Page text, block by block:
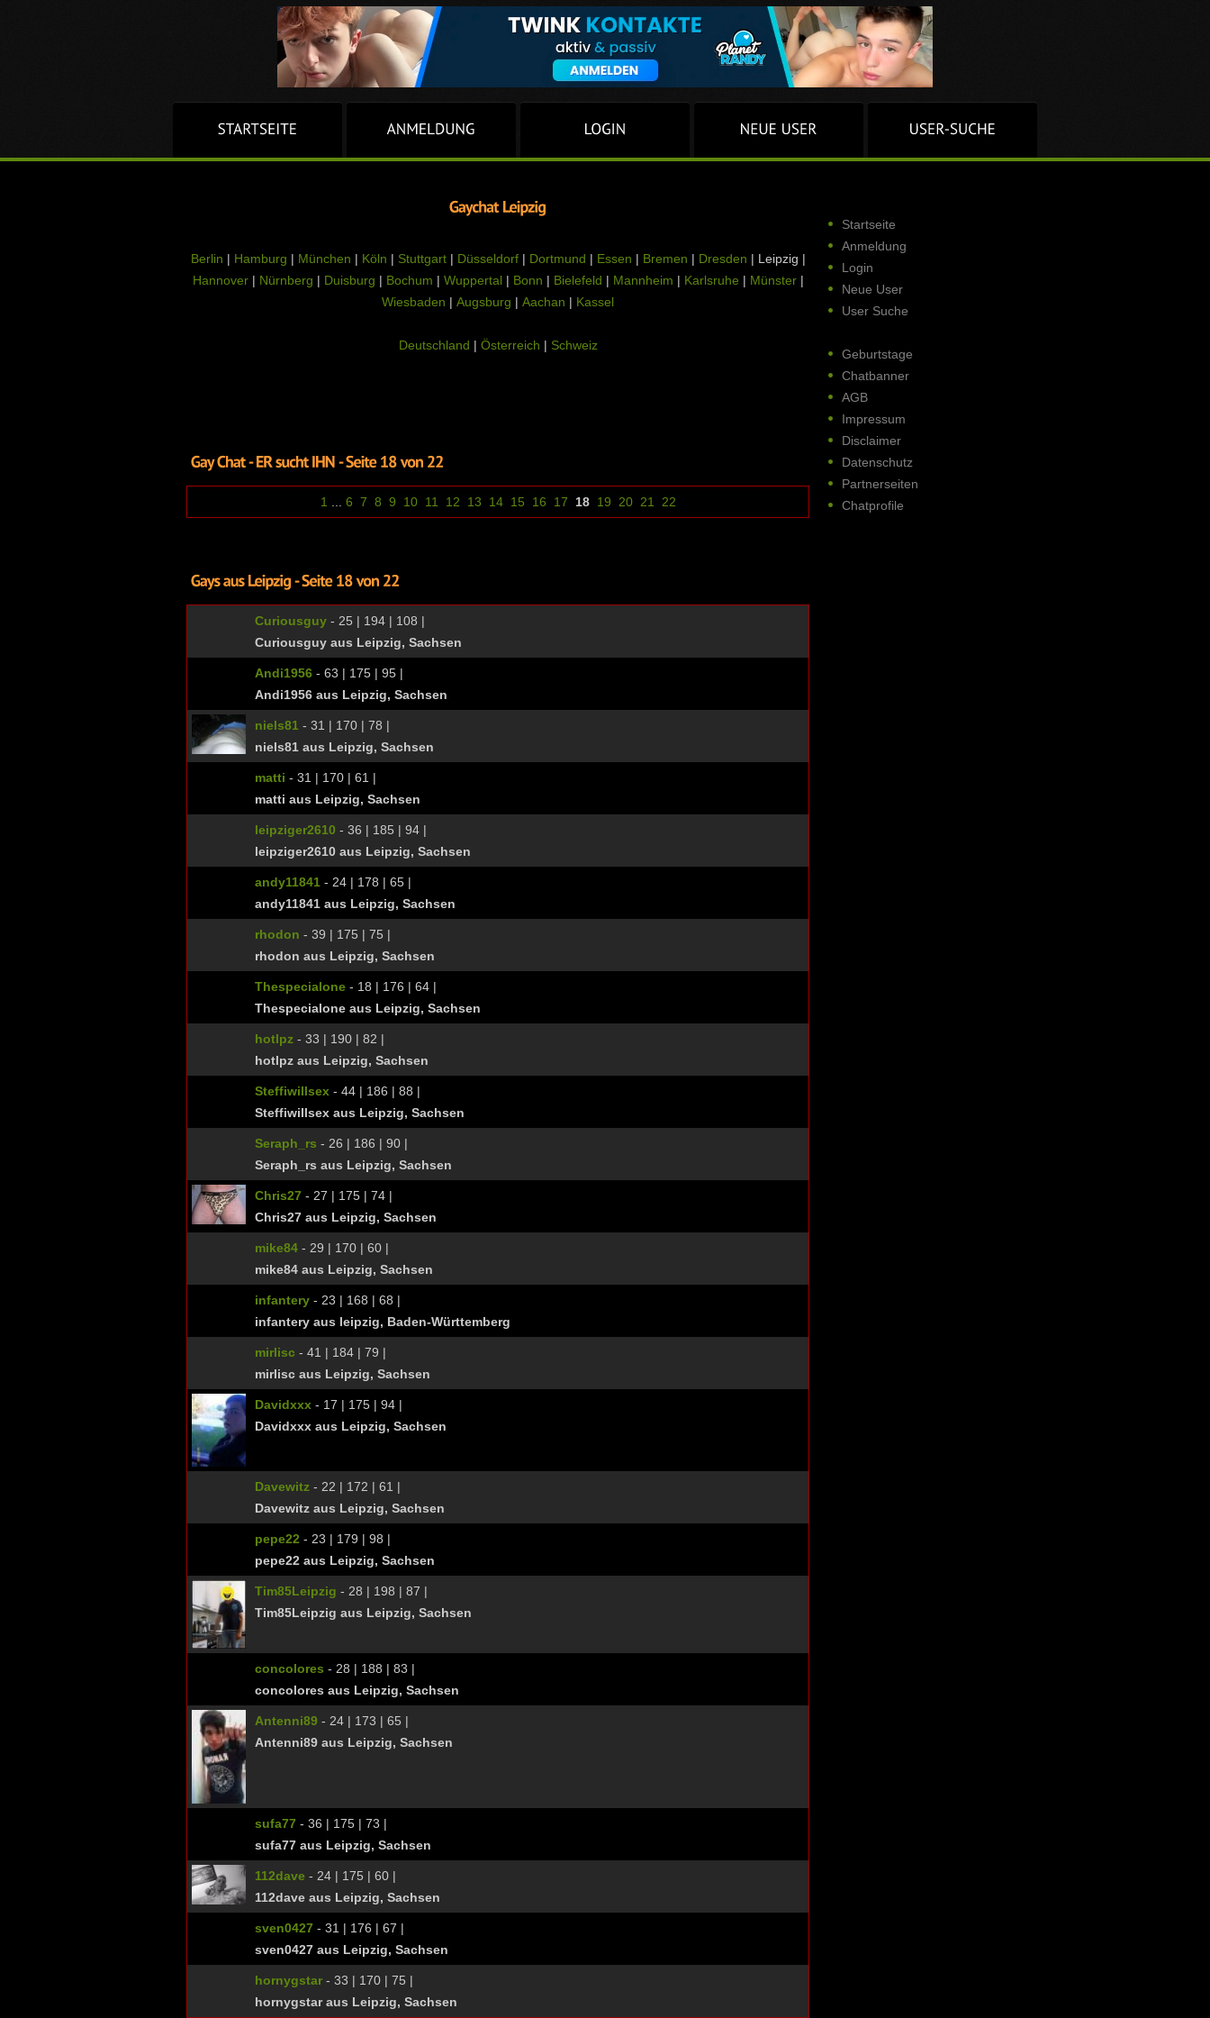
Berlin | Hamburg | München | Köln | Stuttgart| Düsseldorf| Dortmund | Essen | Bremen | Dresden | Leipzig |
Hannover| Nürnberg | Duisburg | Bochum | Wuppertal | Bonn | Bielefeld | Mannheim | Karlsruhe | Münster|
Wiesbaden |Augsburg |Aachan | Kassel
Deutschland | Österreich | Schweiz
1 6 7 8 9 10 11 12 13 14 15 16 17 18 19 20 21 22
Curiousguy - 25 | 194 | 108 |
Curiousguy aus Leipzig, Sachsen
Andi1956 - 63 | 175 | 95 |
Andi1956 aus Leipzig, Sachsen
niels81 - 31 | 170 | 78 |
niels81 aus Leipzig, Sachsen
matti - 31 | 170 | 61 |
matti aus Leipzig, Sachsen
leipziger2610 - 36 | 185 | 94 |
leipziger2610 aus Leipzig, Sachsen
andy11841 - 24 | 178 | 65 |
andy11841 aus Leipzig, Sachsen
rhodon - 39 | 175 | 75 |
rhodon aus Leipzig, Sachsen
Thespecialone - 18 | 176 | 64 |
Thespecialone aus Leipzig, Sachsen
hotlpz - 33 | 190 | 82 |
hotlpz aus Leipzig, Sachsen
Steffiwillsex - 44 | 186 | 88 |
Steffiwillsex aus Leipzig, Sachsen
Seraph_rs - 26 | 186 | 90 |
Seraph_rs aus Leipzig, Sachsen
Chris27 - 27 | 175 | 74 |
Chris27 aus Leipzig, Sachsen
mike84 - 29 | 170 | 60 |
mike84 aus Leipzig, Sachsen
infantery - 23 | 168 | 68 |
infantery aus leipzig, Baden-Württemberg
mirlisc - 41 | 184 | 79 |
mirlisc aus Leipzig, Sachsen
Davidxxx - 17 | 175 | 94 |
Davidxxx aus Leipzig, Sachsen
Davewitz - 22 | 172 | 61 |
Davewitz aus Leipzig, Sachsen
pepe22 - 23 | 179 | 98 |
pepe22 aus Leipzig, Sachsen
Tim85Leipzig - 28 | 198 | 87 |
Tim85Leipzig aus Leipzig, Sachsen
concolores - 28 | 188 | 83 |
concolores aus Leipzig, Sachsen
Antenni89 - 24 | 173 | 65 |
Antenni89 aus Leipzig, Sachsen
sufa77 - 36 | 175 | 73 |
sufa77 aus Leipzig, Sachsen
112dave - 24 | 175 | 60 |
112dave aus Leipzig, Sachsen
sven0427 - 31 | 176 | 67 |
sven0427 aus Leipzig, Sachsen
hornygstar - 33 | 170 | 75 |
hornygstar aus Leipzig, Sachsen
Startseite
Anmeldung
Login
Neue User
User Suche
Geburtstage
Chatbanner
AGB
Impressum
Disclaimer
Datenschutz
Partnerseiten
Chatprofile